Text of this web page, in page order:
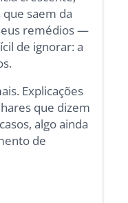
saem da
remédios —
de ignorar: a
Explicações
que dizem
algo ainda
de